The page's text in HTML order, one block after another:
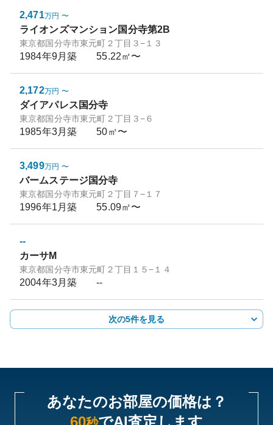
2,471万円 〜
ライオンズマンション国分寺第2B
東京都国分寺市東元町２丁目３−１３
1984年9月築 55.22㎡〜
2,172万円 〜
ダイアパレス国分寺
東京都国分寺市東元町２丁目３−６
1985年3月築 50㎡〜
3,499万円 〜
バームステージ国分寺
東京都国分寺市東元町２丁目７−１７
1996年1月築 55.09㎡〜
--
カーサM
東京都国分寺市東元町２丁目１５−１４
2004年3月築 --
次の5件を見る
あなたのお部屋の価格は？
60
でAI査定します